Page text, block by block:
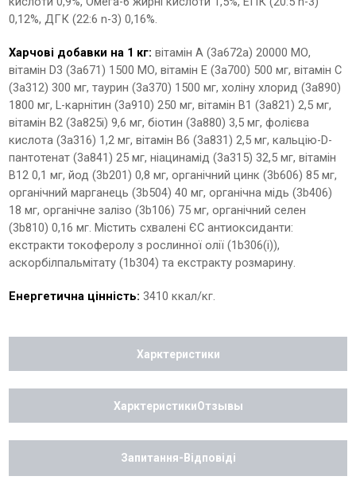
0,12%, ДГК (22:6 n-3) 0,16%.
Харчові добавки на 1 кг: вітамін А (3a672a) 20000 МО,
вітамін D3 (3a671) 1500 МО, вітамін Е (3a700) 500 мг, вітамін С
(3a312) 300 мг, таурин (3a370) 1500 мг, холіну хлорид (3a890)
1800 мг, L-карнітин (3a910) 250 мг, вітамін B1 (3a821) 2,5 мг,
вітамін B2 (3a825i) 9,6 мг, біотин (3a880) 3,5 мг, фолієва
кислота (3a316) 1,2 мг, вітамін B6 (3a831) 2,5 мг, кальцію-D-
пантотенат (3a841) 25 мг, ніацинамід (3a315) 32,5 мг, вітамін
B12 0,1 мг, йод (3b201) 0,8 мг, органічний цинк (3b606) 85 мг,
органічний марганець (3b504) 40 мг, органічна мідь (3b406)
18 мг, органічне залізо (3b106) 75 мг, органічний селен
(3b810) 0,16 мг. Містить схвалені ЄС антиоксиданти:
екстракти токоферолу з рослинної олії (1b306(i)),
аскорбілпальмітату (1b304) та екстракту розмарину.
Енергетична цінність: 3410 ккал/кг.
Харктеристики
ХарктеристикиОтзывы
Запитання-Відповіді